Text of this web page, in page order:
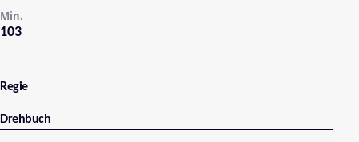
103
Min.
Regie
Drehbuch